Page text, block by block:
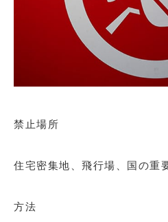
禁止場所
住宅密集地、飛行場、国の重
方法